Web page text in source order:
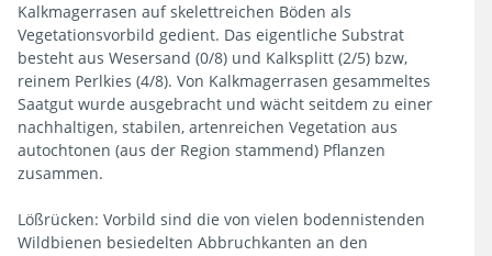
Kalkmagerrasen auf skelettreichen Böden als
Vegetationsvorbild gedient. Das eigentliche Substrat
besteht aus Wesersand (0/8) und Kalksplitt (2/5) bzw,
reinem Perlkies (4/8). Von Kalkmagerrasen gesammeltes
Saatgut wurde ausgebracht und wächt seitdem zu einer
nachhaltigen, stabilen, artenreichen Vegetation aus
autochtonen (aus der Region stammend) Pflanzen
zusammen.
Lößrücken: Vorbild sind die von vielen bodennistenden
Wildbienen besiedelten Abbruchkanten an den
Duft
Herbstfärbung